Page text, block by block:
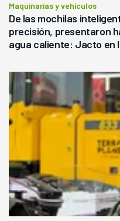
Maquinarias y vehículos
De las mochilas
precisión, presentaron
agua caliente: Jacto en